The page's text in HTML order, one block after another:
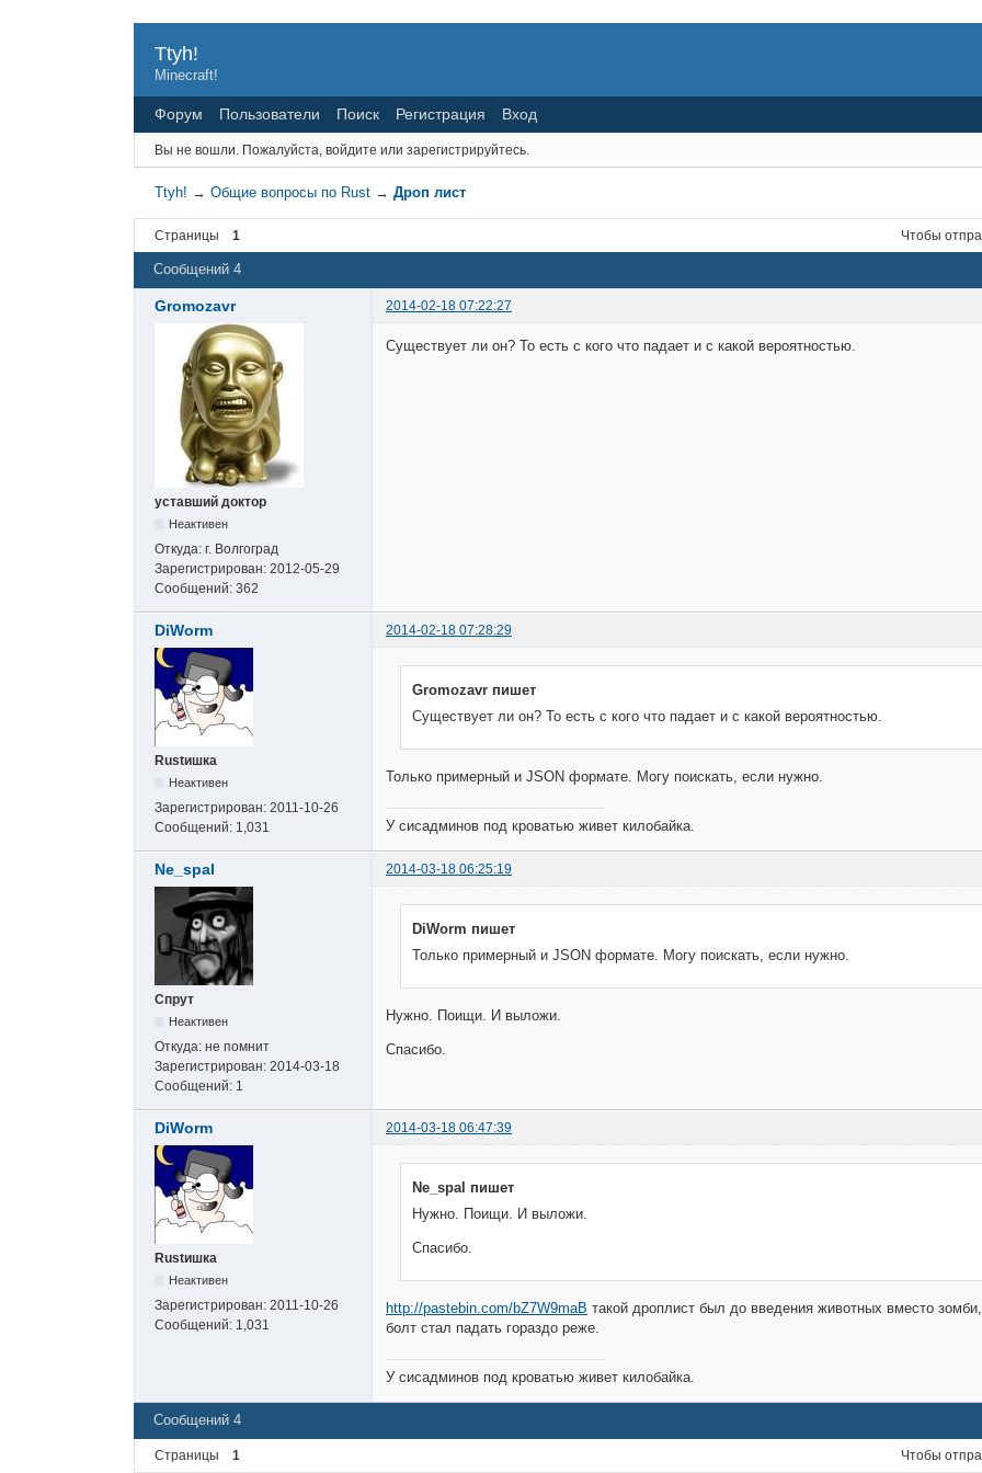
Ttyh!
Minecraft!
Форум Пользователи Поиск Регистрация Вход
Вы не вошли. Пожалуйста, войдите или зарегистрируйтесь.
Ttyh! →Общие вопросы по Rust →Дроп лист
Страницы 1 Чтобы
Сообщений 4
Gromozavr 2014-02-18 07:22:27
уставший доктор
Неактивен
Откуда: г. Волгоград
Зарегистрирован: 2012-05-29
Сообщений: 362
Существует ли он? То есть с кого что падает и с какой вероятностью.
DiWorm 2014-02-18 07:28:29
Rustишка
Неактивен
Зарегистрирован: 2011-10-26
Сообщений: 1,031
Gromozavr пишет
Существует ли он? То есть с кого что падает и с какой вероятностью.
Только примерный и JSON формате. Могу поискать, если нужно.
У сисадминов под кроватью живет килобайка.
Ne_spal 2014-03-18 06:25:19
Спрут
Неактивен
Откуда: не помнит
Зарегистрирован: 2014-03-18
Сообщений: 1
DiWorm пишет
Только примерный и JSON формате. Могу поискать, если нужно.
Нужно. Поищи. И выложи.
Спасибо.
DiWorm 2014-03-18 06:47:39
Rustишка
Неактивен
Зарегистрирован: 2011-10-26
Сообщений: 1,031
Ne_spal пишет
Нужно. Поищи. И выложи.
Спасибо.
http://pastebin.com/bZ7W9maB такой дроплист был до введения животных вместо
болт стал падать гораздо реже.
У сисадминов под кроватью живет килобайка.
Сообщений 4
Страницы 1 Чтобы